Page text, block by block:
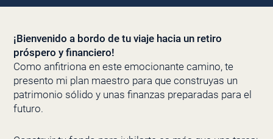
¡Bienvenido a bordo de tu viaje hacia un retiro
próspero y financiero!
Como anfitriona en este emocionante camino, te
presento mi plan maestro para que construyas un
patrimonio sólido y unas finanzas preparadas para el
futuro.